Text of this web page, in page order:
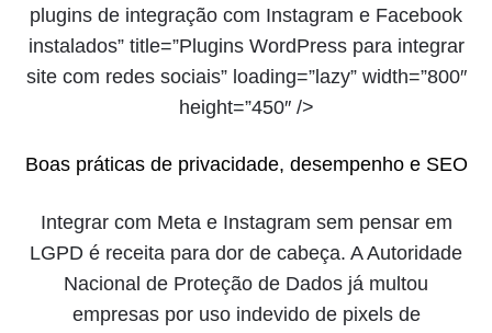
plugins de integração com Instagram e Facebook
instalados” title=”Plugins WordPress para integrar
site com redes sociais” loading=”lazy” width=”800″
height=”450″ />
Boas práticas de privacidade, desempenho e SEO
Integrar com Meta e Instagram sem pensar em
LGPD é receita para dor de cabeça. A Autoridade
Nacional de Proteção de Dados já multou
empresas por uso indevido de pixels de